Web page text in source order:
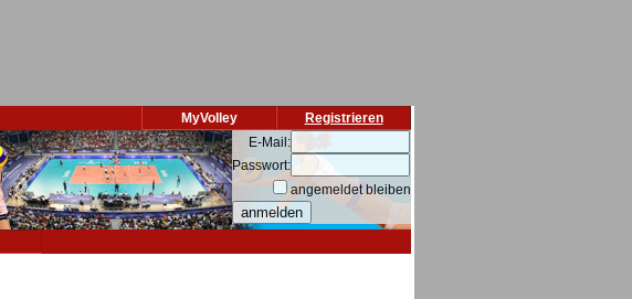
Registrieren
MyVolley
E-Mail:
Passwort:
angemeldet bleiben